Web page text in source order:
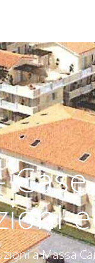
a Massa